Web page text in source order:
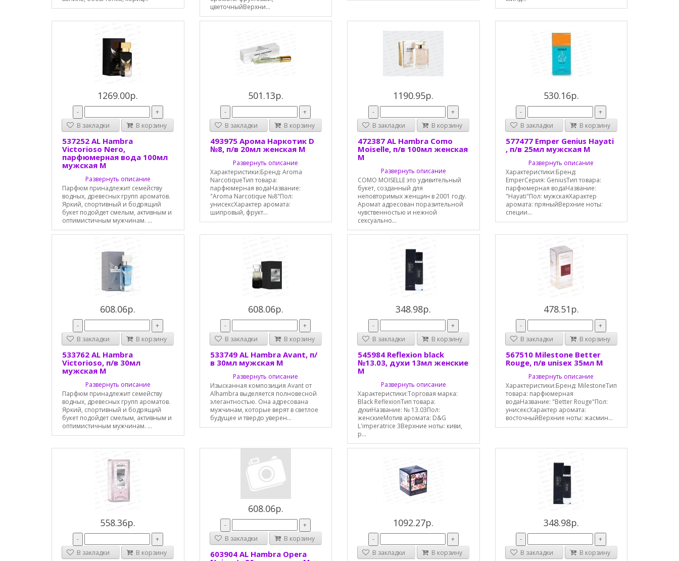
цветочныйВерхни...
1269.00р.
-
+
В закладки
В корзину
537252 AL Hambra
Victorioso Nero,
парфюмерная вода 100мл
мужская М
Развернуть описание
Парфюм принадлежит семейству
водных, древесных групп ароматов.
Яркий, спортивный и бодрящий
букет подойдет смелым, активным и
оптимистичным мужчинам. ...
501.13р.
-
+
В закладки
В корзину
493975 Арома Наркотик D
№8, п/в 20мл женская М
Развернуть описание
Характеристики:Бренд: Aroma
NarcotiqueТип товара:
парфюмерная водаНазвание:
"Aroma Narcotique №8"Пол:
унисексХарактер аромата:
шипровый, фрукт...
1190.95р.
-
+
В закладки
В корзину
472387 AL Hambra Como
Moiselle, п/в 100мл женская
М
Развернуть описание
COMO MOISELLE это удивительный
букет, созданный для
неповторимых женщин в 2001 году.
Аромат адресован поразительной
чувственностью и нежной
сексуально...
530.16р.
-
+
В закладки
В корзину
577477 Emper Genius Hayati
, п/в 25мл мужская М
Развернуть описание
Характеристики:Бренд:
EmperСерия: GeniusТип товара:
парфюмерная водаНазвание:
"Hayati"Пол: мужскаяХарактер
аромата: пряныйВерхние ноты:
специи...
608.06р.
-
+
В закладки
В корзину
533762 AL Hambra
Victorioso, п/в 30мл
мужская М
Развернуть описание
Парфюм принадлежит семейству
водных, древесных групп ароматов.
Яркий, спортивный и бодрящий
букет подойдет смелым, активным и
оптимистичным мужчинам. ...
608.06р.
-
+
В закладки
В корзину
533749 AL Hambra Avant, п/
в 30мл мужская М
Развернуть описание
Изысканная композиция Avant от
Alhambra выделяется полновесной
элегантностью. Она адресована
мужчинам, которые верят в светлое
будущее и твердо уверен...
348.98р.
-
+
В закладки
В корзину
545984 Reflexion black
№13.03, духи 13мл женские
М
Развернуть описание
Характеристики:Торговая марка:
Black ReflexionТип товара:
духиНазвание: № 13.03Пол:
женскиеМотив аромата: D&G
L'imperatrice 3Верхние ноты: киви,
р...
478.51р.
-
+
В закладки
В корзину
567510 Milestone Better
Rouge, п/в unisex 35мл М
Развернуть описание
Характеристики:Бренд: MilestoneТип
товара: парфюмерная
водаНазвание: "Better Rouge"Пол:
унисексХарактер аромата:
восточныйВерхние ноты: жасмин...
558.36р.
-
+
В закладки
В корзину
608.06р.
-
+
В закладки
В корзину
603904 AL Hambra Opera
1092.27р.
-
+
В закладки
В корзину
348.98р.
-
+
В закладки
В корзину